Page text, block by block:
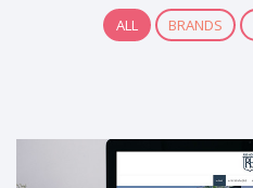
ALL BRANDS